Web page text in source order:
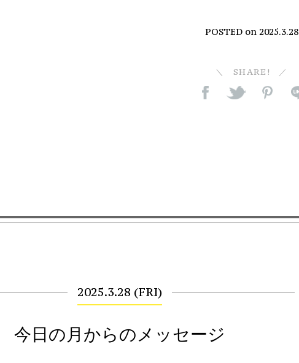
POSTED on 2025.3.28
SHARE!
2025.3.28 (FRI)
今日の月からのメッセージ